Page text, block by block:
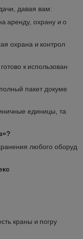
давая вам:
аренду, охрану и о
охрана и контрол
к использован
пакет докуме
единицы, та
любого оборуд
краны и погру